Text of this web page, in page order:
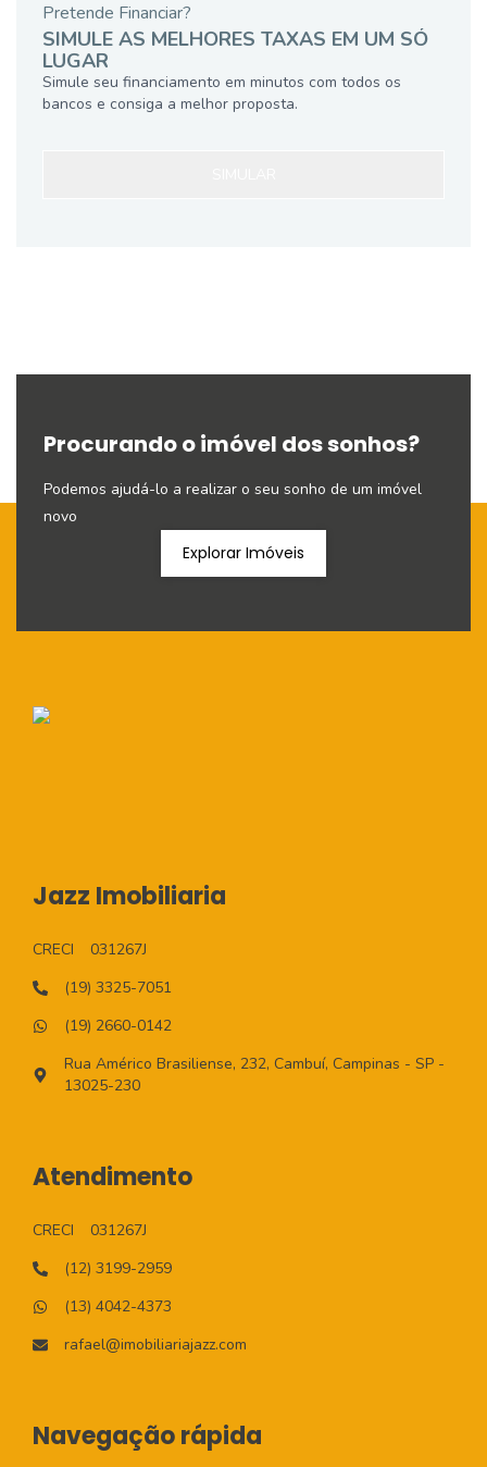
Pretende Financiar?
SIMULE AS MELHORES TAXAS EM UM SÓ
LUGAR
Simule seu financiamento em minutos com todos os
bancos e consiga a melhor proposta.
Procurando o imóvel dos sonhos?
Podemos ajudá-lo a realizar o seu sonho de um imóvel
novo
Explorar Imóveis
Jazz Imobiliaria
CRECI
031267J
(19) 3325-7051
(19) 2660-0142
Rua Américo Brasiliense, 232, Cambuí, Campinas - SP -
13025-230
Atendimento
CRECI
031267J
(12) 3199-2959
(13) 4042-4373
rafael@imobiliariajazz.com
Navegação rápida